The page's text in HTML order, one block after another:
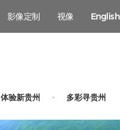
影像定制 视像 English
体验新贵州 多彩寻贵州